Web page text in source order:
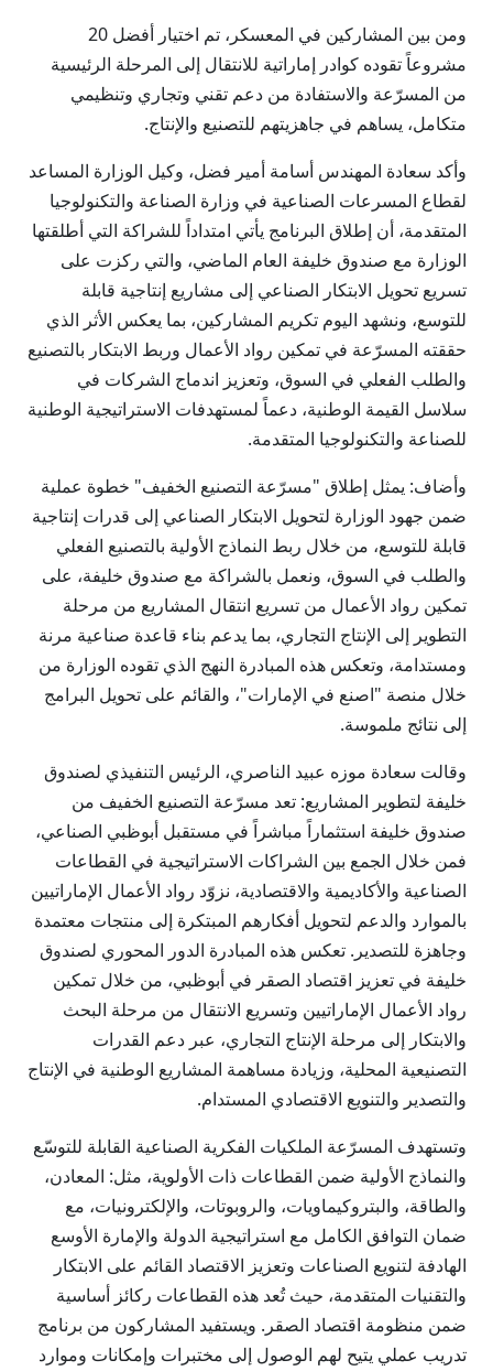
ومن بين المشاركين في المعسكر، تم اختيار أفضل 20
مشروعاً تقوده كوادر إماراتية للانتقال إلى المرحلة الرئيسية
من المسرّعة والاستفادة من دعم تقني وتجاري وتنظيمي
متكامل، يساهم في جاهزيتهم للتصنيع والإنتاج.
وأكد سعادة المهندس أسامة أمير فضل، وكيل الوزارة المساعد
لقطاع المسرعات الصناعية في وزارة الصناعة والتكنولوجيا
المتقدمة، أن إطلاق البرنامج يأتي امتداداً للشراكة التي أطلقتها
الوزارة مع صندوق خليفة العام الماضي، والتي ركزت على
تسريع تحويل الابتكار الصناعي إلى مشاريع إنتاجية قابلة
للتوسع، ونشهد اليوم تكريم المشاركين، بما يعكس الأثر الذي
حققته المسرّعة في تمكين رواد الأعمال وربط الابتكار بالتصنيع
والطلب الفعلي في السوق، وتعزيز اندماج الشركات في
سلاسل القيمة الوطنية، دعماً لمستهدفات الاستراتيجية الوطنية
للصناعة والتكنولوجيا المتقدمة.
وأضاف: يمثل إطلاق "مسرّعة التصنيع الخفيف" خطوة عملية
ضمن جهود الوزارة لتحويل الابتكار الصناعي إلى قدرات إنتاجية
قابلة للتوسع، من خلال ربط النماذج الأولية بالتصنيع الفعلي
والطلب في السوق، ونعمل بالشراكة مع صندوق خليفة، على
تمكين رواد الأعمال من تسريع انتقال المشاريع من مرحلة
التطوير إلى الإنتاج التجاري، بما يدعم بناء قاعدة صناعية مرنة
ومستدامة، وتعكس هذه المبادرة النهج الذي تقوده الوزارة من
خلال منصة "اصنع في الإمارات"، والقائم على تحويل البرامج
إلى نتائج ملموسة.
وقالت سعادة موزه عبيد الناصري، الرئيس التنفيذي لصندوق
خليفة لتطوير المشاريع: تعد مسرّعة التصنيع الخفيف من
صندوق خليفة استثماراً مباشراً في مستقبل أبوظبي الصناعي،
فمن خلال الجمع بين الشراكات الاستراتيجية في القطاعات
الصناعية والأكاديمية والاقتصادية، نزوّد رواد الأعمال الإماراتيين
بالموارد والدعم لتحويل أفكارهم المبتكرة إلى منتجات معتمدة
وجاهزة للتصدير. تعكس هذه المبادرة الدور المحوري لصندوق
خليفة في تعزيز اقتصاد الصقر في أبوظبي، من خلال تمكين
رواد الأعمال الإماراتيين وتسريع الانتقال من مرحلة البحث
والابتكار إلى مرحلة الإنتاج التجاري، عبر دعم القدرات
التصنيعية المحلية، وزيادة مساهمة المشاريع الوطنية في الإنتاج
والتصدير والتنويع الاقتصادي المستدام.
وتستهدف المسرّعة الملكيات الفكرية الصناعية القابلة للتوسّع
والنماذج الأولية ضمن القطاعات ذات الأولوية، مثل: المعادن،
والطاقة، والبتروكيماويات، والروبوتات، والإلكترونيات، مع
ضمان التوافق الكامل مع استراتيجية الدولة والإمارة الأوسع
الهادفة لتنويع الصناعات وتعزيز الاقتصاد القائم على الابتكار
والتقنيات المتقدمة، حيث تُعد هذه القطاعات ركائز أساسية
ضمن منظومة اقتصاد الصقر. ويستفيد المشاركون من برنامج
تدريب عملي يتيح لهم الوصول إلى مختبرات وإمكانات وموارد